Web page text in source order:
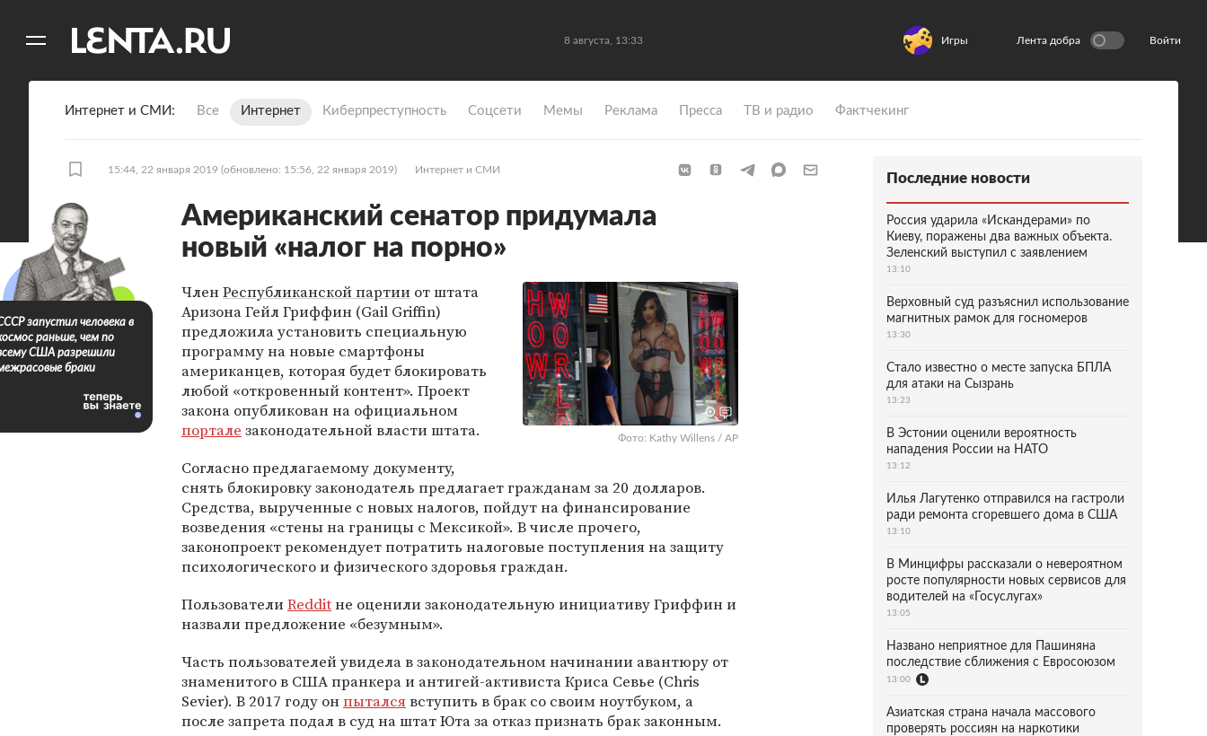
8 августа, 13:33 Игры Лента добра Войти
Интернет и СМИ Все Интернет Киберпреступность Coцсети Мемы Реклама Пресса ТВ и радио Фактчекинг
15:44, 22 января 2019 (обновлено: 15:56, 22 января 2019) Интернет и СМИ
Американский сенатор придумала
новый «налог на порно»
Фото: Kathy Willens / AP
ЧленРеспубликанской партии от штата
Аризона Гейл Гриффин (Gail Griffin)
предложила установить специальную
программу на новые смартфоны
американцев, которая будет блокировать
любой «откровенный контент». Проект
закона опубликован на официальном
портале законодательной власти штата.
Согласно предлагаемому документу,
снять блокировку законодатель предлагает гражданам за 20 долларов.
Средства, вырученные с новых налогов, пойдут на финансирование
возведения «стены на границы с Мексикой». В числе прочего,
законопроект рекомендует потратить налоговые поступления на защиту
психологического и физического здоровья граждан.
ПользователиRedditне оценили законодательную инициативу Гриффин и
назвали предложение «безумным».
Часть пользователей увидела в законодательном начинании авантюру от
знаменитого в США пранкера и антигей-активиста Криса Севье (Chris
Sevier). В 2017 году онпыталсявступить в брак со своим ноутбуком, а
после запрета подал в суд на штат Юта за отказ признать брак законным.
запустил человека в
раньше, чем по
США разрешили
браки
Последние новости
Россия ударила «Искандерами» по
Киеву, поражены два важных объекта.
Зеленский выступил с заявлением
13:10
Верховный суд разъяснил использование
магнитных рамок для госномеров
13:30
Стало известно о месте запуска БПЛА
для атаки на Сызрань
13:23
В Эстонии оценили вероятность
нападения России на НАТО
13:12
Илья Лагутенко отправился на гастроли
ради ремонта сгоревшего дома в США
13:10
В Минцифры рассказали о невероятном
росте популярности новых сервисов для
водителей на «Госуслугах»
13:05
Названо неприятное для Пашиняна
последствие сближения с Евросоюзом
13:00
Азиатская страна начала массового
проверять россиян на наркотики